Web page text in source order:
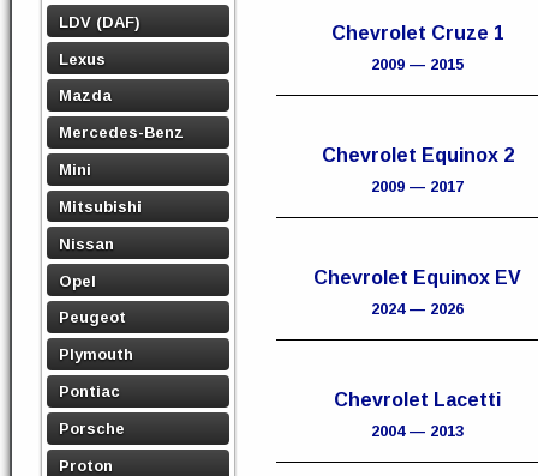
LDV (DAF)
Lexus
Mazda
Mercedes-Benz
Mini
Mitsubishi
Nissan
Opel
Peugeot
Plymouth
Pontiac
Porsche
Proton
Chevrolet Cruze 1
2009 — 2015
Chevrolet Equinox 2
2009 — 2017
Chevrolet Equinox EV
2024 — 2026
Chevrolet Lacetti
2004 — 2013